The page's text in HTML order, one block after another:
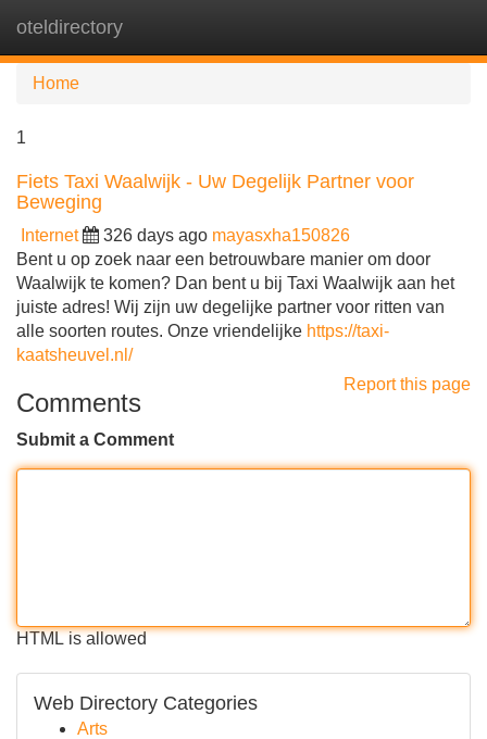
oteldirectory
Home
1
Fiets Taxi Waalwijk - Uw Degelijk Partner voor
Beweging
Internet 326 days ago mayasxha150826
Bent u op zoek naar een betrouwbare manier om door
Waalwijk te komen? Dan bent u bij Taxi Waalwijk aan het
juiste adres! Wij zijn uw degelijke partner voor ritten van
alle soorten routes. Onze vriendelijke https://taxi-
kaatsheuvel.nl/
Report this page
Comments
Submit a Comment
HTML is allowed
Web Directory Categories
Arts